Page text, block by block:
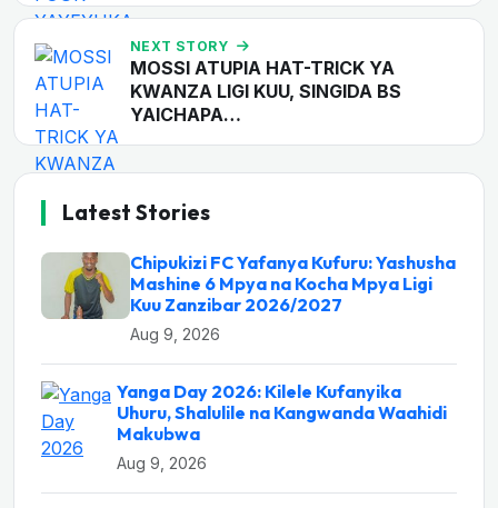
NEXT STORY
MOSSI ATUPIA HAT-TRICK YA
KWANZA LIGI KUU, SINGIDA BS
YAICHAPA…
Latest Stories
Chipukizi FC Yafanya Kufuru: Yashusha
Mashine 6 Mpya na Kocha Mpya Ligi
Kuu Zanzibar 2026/2027
Aug 9, 2026
Yanga Day 2026: Kilele Kufanyika
Uhuru, Shalulile na Kangwanda Waahidi
Makubwa
Aug 9, 2026